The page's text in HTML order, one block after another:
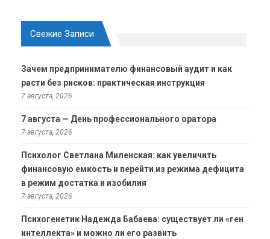
Свежие Записи
Зачем предпринимателю финансовый аудит и как
расти без рисков: практическая инструкция
7 августа, 2026
7 августа — День профессионального оратора
7 августа, 2026
Психолог Светлана Миленская: как увеличить
финансовую емкость и перейти из режима дефицита
в режим достатка и изобилия
7 августа, 2026
Психогенетик Надежда Бабаева: существует ли «ген
интеллекта» и можно ли его развить